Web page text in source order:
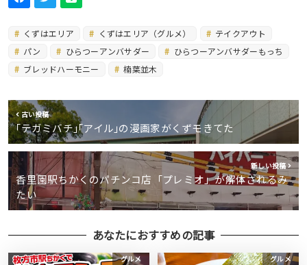
くずはエリア くずはエリア（グルメ）
テイクアウト
パン
ひらつーアンバサダー
ひらつーアンバサダーもっち
ブレッドハーモニー
楠葉並木
古い投稿
｢テガミバチ｣｢アイル｣の漫画家がくずモきてた
新しい投稿
香里園駅ちかくのパチンコ店「プレミオ」が解体されるみ
たい
あなたにおすすめの記事
グルメ グルメ